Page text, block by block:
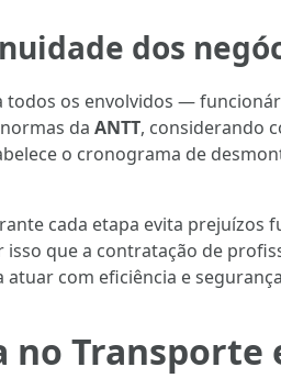
dos
os envolvidos —
da ANTT, considerando
o cronograma de
cada etapa evita prejuízos
que a contratação de
com eficiência e
no Transporte